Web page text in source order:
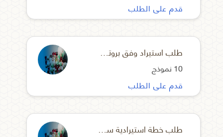
قدم على الطلب
قدم على الطلب
طلب استيراد وفق بروتوكول
10 نموذج
طلب خطة استيرادية سنوية